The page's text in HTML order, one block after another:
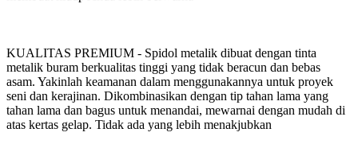
KUALITAS PREMIUM - Spidol metalik dibuat dengan tinta
metalik buram berkualitas tinggi yang tidak beracun dan bebas
asam. Yakinlah keamanan dalam menggunakannya untuk proyek
seni dan kerajinan. Dikombinasikan dengan tip tahan lama yang
tahan lama dan bagus untuk menandai, mewarnai dengan mudah di
atas kertas gelap. Tidak ada yang lebih menakjubkan